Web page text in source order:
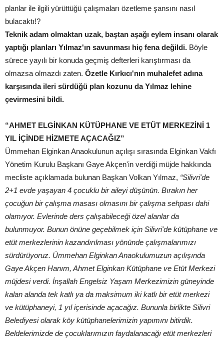
planlar ile ilgili yürüttüğü çalışmaları özetleme şansını nasıl
bulacaktı!?
Teknik adam olmaktan uzak, baştan aşağı eylem insanı olarak
yaptığı planları Yılmaz'ın savunması hiç fena değildi. Böyle
sürece yayılı bir konuda geçmiş defterleri karıştırması da
olmazsa olmazdı zaten. Özetle Kırkıcı'nın muhalefet adına
karşısında ileri sürdüğü plan kozunu da Yılmaz lehine
çevirmesini bildi.
“AHMET ELGİNKAN KÜTÜPHANE VE ETÜT MERKEZİNİ 1
YIL İÇİNDE HİZMETE AÇACAĞIZ”
Ümmehan Elginkan Anaokulunun açılışı sırasında Elginkan Vakfı
Yönetim Kurulu Başkanı Gaye Akçen'in verdiği müjde hakkında
mecliste açıklamada bulunan Başkan Volkan Yılmaz, “Silivri'de
2+1 evde yaşayan 4 çocuklu bir aileyi düşünün. Bırakın her
çocuğun bir çalışma masası olmasını bir çalışma sehpası dahi
olamıyor. Evlerinde ders çalışabileceği özel alanlar da
bulunmuyor. Bunun önüne geçebilmek için Silivri'de kütüphane ve
etüt merkezlerinin kazandırılması yönünde çalışmalarımızı
sürdürüyoruz. Ümmehan Elginkan Anaokulumuzun açılışında
Gaye Akçen Hanım, Ahmet Elginkan Kütüphane ve Etüt Merkezi
müjdesi verdi. İnşallah Engelsiz Yaşam Merkezimizin güneyinde
kalan alanda tek katlı ya da maksimum iki katlı bir etüt merkezi
ve kütüphaneyi, 1 yıl içerisinde açacağız. Bununla birlikte Silivri
Belediyesi olarak köy kütüphanelerimizin yapımını bitirdik.
Beldelerimizde de çocuklarımızın faydalanacağı etüt merkezleri